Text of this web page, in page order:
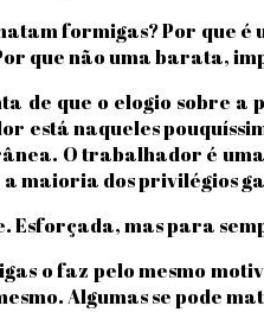
formigas? Por que
que não uma barata,
de que o elogio sobre
está naqueles
O trabalhador é
a maioria dos privilégios
Esforçada, mas para
o faz pelo mesmo
Algumas se pode